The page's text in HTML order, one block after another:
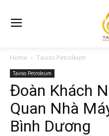
Home Taviso Petroleum
Taviso Petroleum
Đoàn Khách
Quan Nhà
Bình Dương